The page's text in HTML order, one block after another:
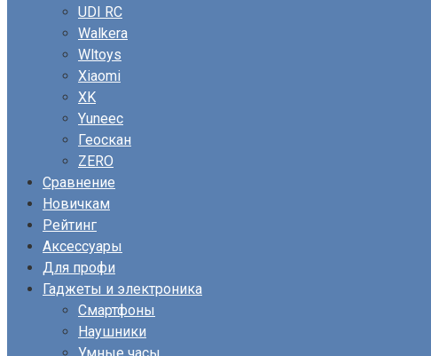
UDI RC
Walkera
Wltoys
Xiaomi
XK
Yuneec
Геоскан
ZERO
Сравнение
Новичкам
Рейтинг
Аксессуары
Для профи
Гаджеты и электроника
Смартфоны
Наушники